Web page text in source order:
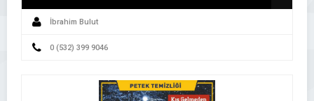
İbrahim Bulut
0 (532) 399 9046